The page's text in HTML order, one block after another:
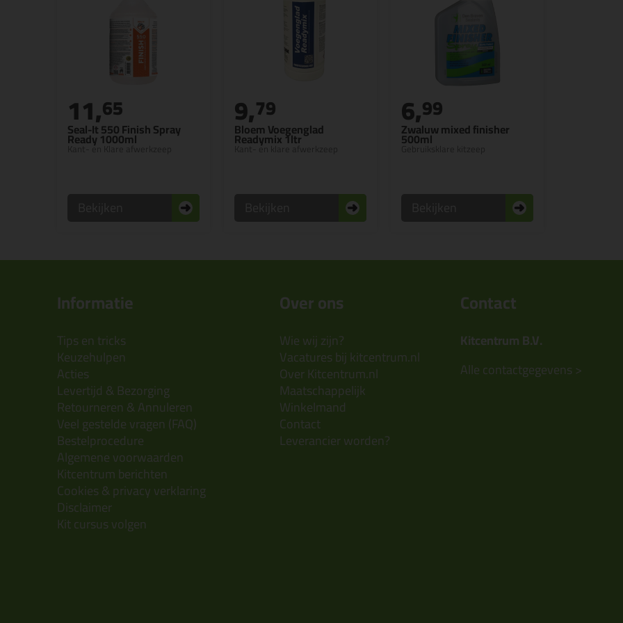
Seal-It 550 Finish Spray
Ready 1000ml
Kant- en Klare afwerkzeep
11,65
Bloem Voegenglad
Readymix 1ltr
Kant- en klare afwerkzeep
9,79
Zwaluw mixed finisher
500ml
Gebruiksklare kitzeep
6,99
Informatie
Tips en tricks
Keuzehulpen
Acties
Levertijd & Bezorging
Retourneren & Annuleren
Veel gestelde vragen (FAQ)
Bestelprocedure
Algemene voorwaarden
Kitcentrum berichten
Cookies & privacy verklaring
Disclaimer
Kit cursus volgen
Over ons
Wie wij zijn?
Vacatures bij kitcentrum.nl
Over Kitcentrum.nl
Maatschappelijk
Winkelmand
Contact
Leverancier worden?
Contact
Kitcentrum B.V.
Alle contactgegevens >